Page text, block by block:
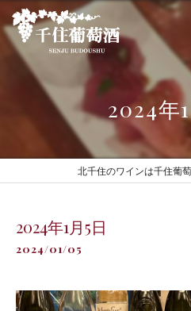
2024年
北千住のワインは千住葡
2024年1月5日
2024/01/05